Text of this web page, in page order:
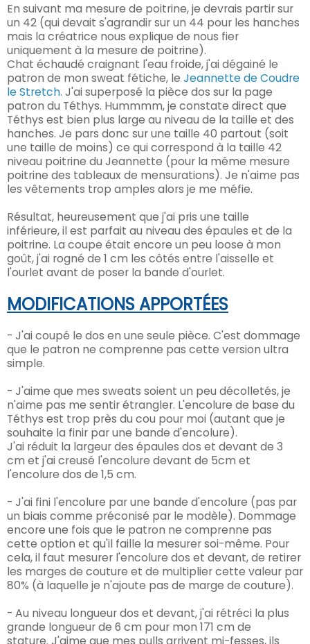
En suivant ma mesure de poitrine, je devrais partir sur
un 42 (qui devait s'agrandir sur un 44 pour les hanches
mais la créatrice nous explique de nous fier
uniquement à la mesure de poitrine).
Chat échaudé craignant l'eau froide, j'ai dégainé le
patron de mon sweat fétiche, le Jeannette de Coudre
le Stretch. J'ai superposé la pièce dos sur la page
patron du Téthys. Hummmm, je constate direct que
Téthys est bien plus large au niveau de la taille et des
hanches. Je pars donc sur une taille 40 partout (soit
une taille de moins) ce qui correspond à la taille 42
niveau poitrine du Jeannette (pour la même mesure
poitrine des tableaux de mensurations). Je n'aime pas
les vêtements trop amples alors je me méfie.
Résultat, heureusement que j'ai pris une taille
inférieure, il est parfait au niveau des épaules et de la
poitrine. La coupe était encore un peu loose à mon
goût, j'ai rogné de 1 cm les côtés entre l'aisselle et
l'ourlet avant de poser la bande d'ourlet.
MODIFICATIONS APPORTÉES
- J'ai coupé le dos en une seule pièce. C'est dommage
que le patron ne comprenne pas cette version ultra
simple.
- J'aime que mes sweats soient un peu décolletés, je
n'aime pas me sentir étrangler. L'encolure de base du
Téthys est trop près du cou pour moi (autant que je
souhaite la finir par une bande d'encolure).
J'ai réduit la largeur des épaules dos et devant de 3
cm et j'ai creusé l'encolure devant de 5cm et
l'encolure dos de 1,5 cm.
- J'ai fini l'encolure par une bande d'encolure (pas par
un biais comme préconisé par le modèle). Dommage
encore une fois que le patron ne comprenne pas
cette option et qu'il faille la mesurer soi-même. Pour
cela, il faut mesurer l'encolure dos et devant, de retirer
les marges de couture et de multiplier cette valeur par
80% (à laquelle je n'ajoute pas de marge de couture).
- Au niveau longueur dos et devant, j'ai rétréci la plus
grande longueur de 6 cm pour mon 171 cm de